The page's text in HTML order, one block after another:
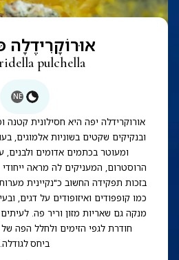
אוּרוֹקָרִידֶלָה
pulchella
NE
אורוקרידלה יפה היא חסילונית
ובנקיקים שקטים בשוניות אלמוגים,
ומעוטר בכתמים אדומים ולבנים,
הרוסטרום, המעניקים לה מראה
בזכות תפקידה החשוב כ"נקיינית
כמו קופפודים ואיזופודים על דגים,
מנקה גם שאריות מזון וריר פה.
חודרת לגפי הזימים ולחלל הפה
ביחס לגודלה.